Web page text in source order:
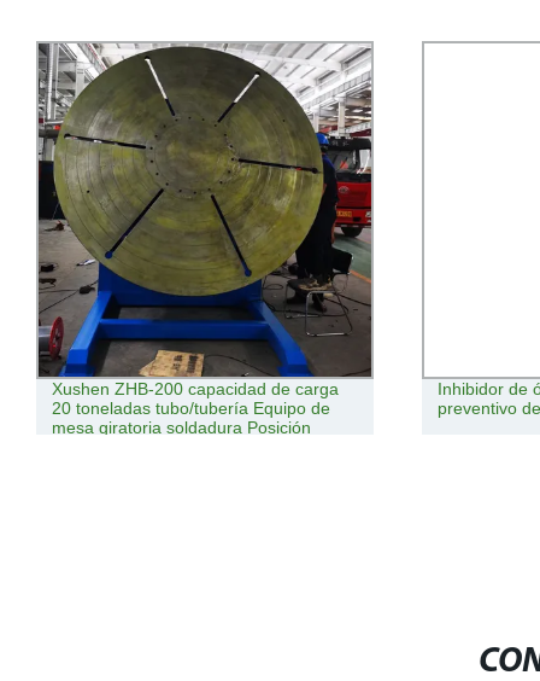
Inhibidor de óxido metálico aditivo
preventivo de óxido
Fabricación
Fabricación